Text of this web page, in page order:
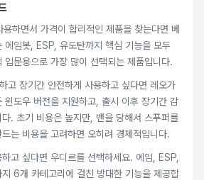
하면서 가격이 합리적인 제품을 찾는다면 베
에임봇, ESP, 유도탄까지 핵심 기능을 모두
입문용으로 가장 많이 선택되는 제품입니다.
고 장기간 안전하게 사용하고 싶다면 레오가
윈도우 버전을 지원하고, 출시 이후 장기간 감
. 초기 비용은 높지만, 밴을 당해서 스푸퍼를
는 비용을 고려하면 오히려 경제적입니다.
고 싶다면 우디르를 선택하세요. 에임, ESP,
6개 카테고리에 걸친 방대한 기능을 제공합